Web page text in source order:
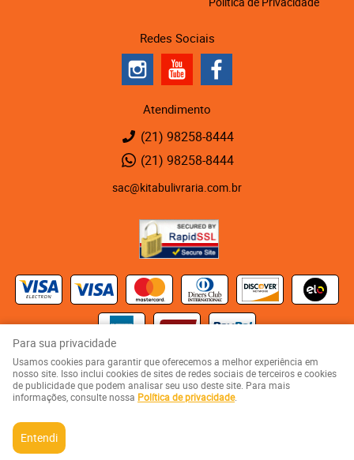
Redes Sociais
Atendimento
(21) 98258-8444
(21) 98258-8444
sac@kitabulivraria.com.br
Kaza 123 - Rua Visconde de Abaeté, 123-Vila Isabel, Rio de Janeiro-RJ
CEP: 20551-080
KITABU LIVRARIA NEGRA E EDITORA LTDA
Para sua privacidade
Usamos cookies para garantir que oferecemos a melhor experiência em
nosso site. Isso inclui cookies de sites de redes sociais de terceiros e cookies
de publicidade que podem analisar seu uso deste site. Para mais
informações, consulte nossa Política de privacidade.
Entendi